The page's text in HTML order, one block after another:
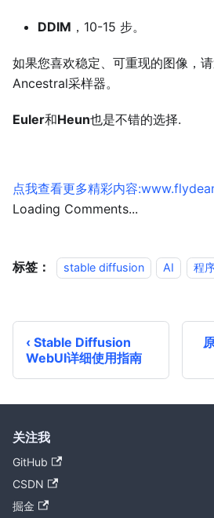
DDIM ，10-15 步。
如果您喜欢稳定、可重现的图像，
Ancestral采样器。
Euler和Heun也是不错的选择.
点我查看更多精彩内容
Loading Comments...
标签： stable diffusion AI 程
Stable Diffusion
WebUI详细使用指南
关注我
GitHub
CSDN
掘金